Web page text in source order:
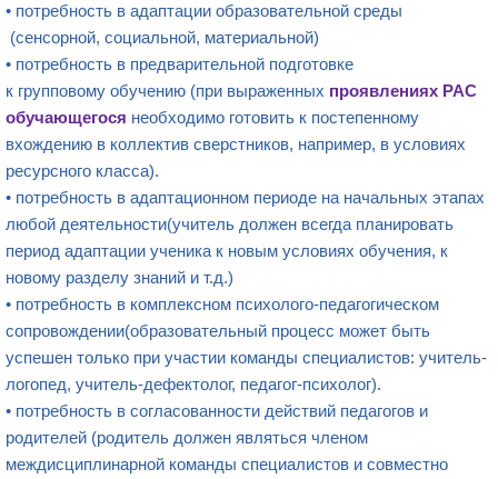
• потребность в адаптации образовательной среды​
(сенсорной, социальной, материальной)
• потребность в предварительной подготовке
к групповому обучению​ (при выраженных проявлениях РАС
обучающегося необходимо готовить к постепенному
вхождению в коллектив сверстников, например, в условиях
ресурсного класса).
• потребность в адаптационном периоде на начальных этапах
любой деятельности​(учитель должен всегда планировать
период адаптации ученика к новым условиях обучения, к
новому разделу знаний и т.д.)
• потребность в комплексном психолого-педагогическом
сопровождении​(образовательный процесс может быть
успешен только при участии команды специалистов: учитель-
логопед, учитель-дефектолог, педагог-психолог).
• потребность в согласованности действий педагогов и
родителей​ (родитель должен являться членом
междисциплинарной команды специалистов и совместно